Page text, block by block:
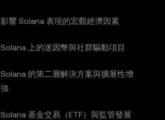
影響 Solana 表現的宏觀經濟因素
Solana 上的迷因幣與社群驅動項目
Solana 的第二層解決方案與擴展性增
強
Solana 基金交易（ETF）與監管發展